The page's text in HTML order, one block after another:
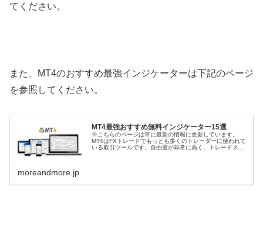
てください。
また、MT4のおすすめ最強インジケーターは下記のページ
を参照してください。
MT4最強おすすめ無料インジケーター15選
※こちらのページは常に最新の情報に更新しています。
MT4はFXトレードでもっとも多くのトレーダーに使われて
いる取引ツールです。自由度が非常に高く、トレードスタ
moreandmore.jp